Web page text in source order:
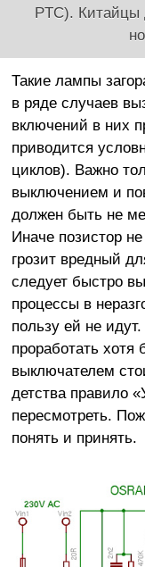
PTC). Китайцы
Такие лампы
в ряде случаев
включений в них
приводится
циклов). Важно
выключением и
должен быть не
Иначе позистор
грозит вредный
следует быстро
процессы в
пользу ей не
проработать
выключателем
детства правило
пересмотреть.
понять и принять.